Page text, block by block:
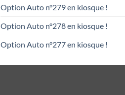
Option Auto n°279 en kiosque !
Option Auto n°278 en kiosque !
Option Auto n°277 en kiosque !